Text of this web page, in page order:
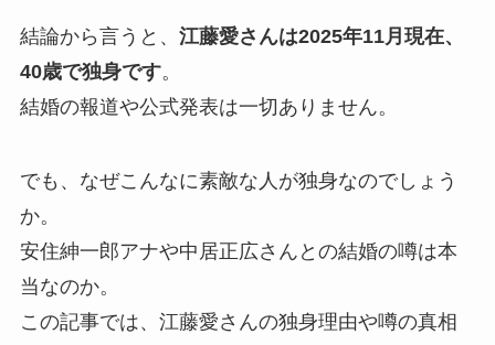
結論から言うと、 江藤愛さんは2025年11月現在、
40歳で独身です。
結婚の報道や公式発表は一切ありません。
でも、なぜこんなに素敵な人が独身なのでしょう
か。
安住紳一郎アナや中居正広さんとの結婚の噂は本
当なのか。
この記事では、江藤愛さんの独身理由や噂の真相